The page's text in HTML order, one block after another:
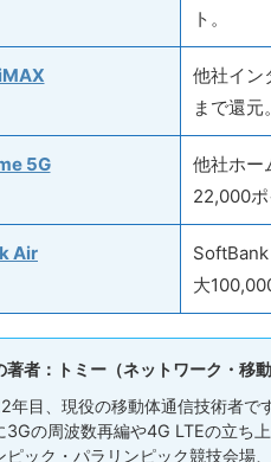
ト。
他社イン
まで還元。
5G
他社ホー
22,000ポ
Air
大
著者：トミー（ネットワーク・移
年目、現役の移動体通信技術者です
3Gの周波数再編や4G LTEの立ち
ピック・パラリンピック競技会場